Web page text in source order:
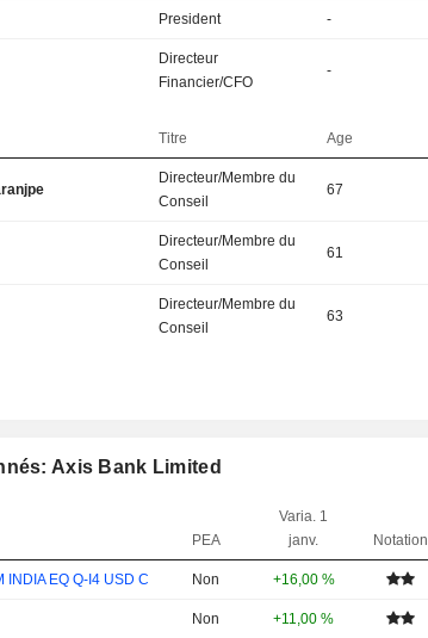
President -
Directeur
Financier/CFO
-
Titre Age
Directeur/Membre du
Conseil
67
Directeur/Membre du
Conseil
61
Directeur/Membre du
Conseil
63
Axis Bank Limited
PEA
Varia. 1
janv.
Notation
INDIA EQ Q-I4 USD C Non +16,00 %
Non +11,00 %